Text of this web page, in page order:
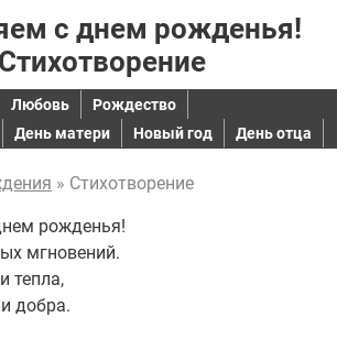
с днем рожденья!
Любовь
Рождество
День матери Новый год День отца
» Стихотворение
рожденья!
мгновений.
тепла,
добра.